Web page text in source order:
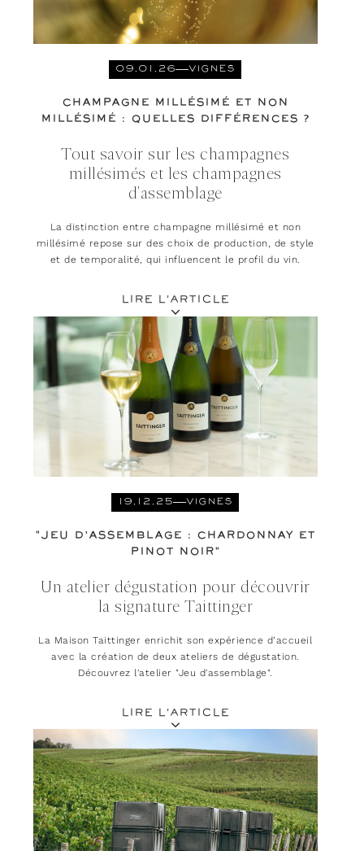
09.01.26 VIGNES
CHAMPAGNE MILLÉSIMÉ ET NON
MILLÉSIMÉ : QUELLES DIFFÉRENCES ?
Tout savoir sur les champagnes
millésimés et les champagnes
d'assemblage
La distinction entre champagne millésimé et non
millésimé repose sur des choix de production, de style
et de temporalité, qui influencent le profil du vin.
LIRE L'ARTICLE
19.12.25 VIGNES
"JEU D’ASSEMBLAGE : CHARDONNAY ET
PINOT NOIR"
Un atelier dégustation pour découvrir
la signature Taittinger
La Maison Taittinger enrichit son expérience d’accueil
avec la création de deux ateliers de dégustation.
Découvrez l'atelier "Jeu d'assemblage".
LIRE L'ARTICLE